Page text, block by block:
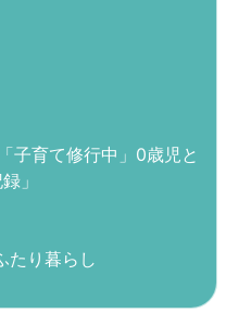
子育て修行中」0歳児と
」
たり暮らし